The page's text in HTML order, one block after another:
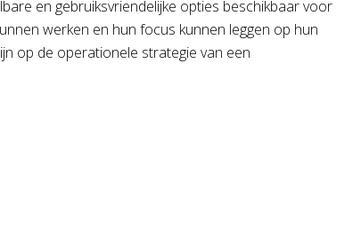
en gebruiksvriendelijke opties beschikbaar voor
werken en hun focus kunnen leggen op hun
op de operationele strategie van een